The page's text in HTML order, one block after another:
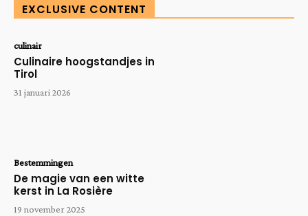
EXCLUSIVE CONTENT
culinair
Culinaire hoogstandjes in
Tirol
31 januari 2026
Bestemmingen
De magie van een witte
kerst in La Rosière
19 november 2025